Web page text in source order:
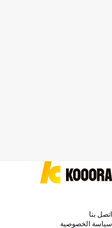
اتصل بنا
سياسة الخصوصية